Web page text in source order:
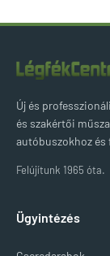
Új és
és szakértői
autóbuszokhoz
Felújítunk 1965 óta.
Ügyintézés